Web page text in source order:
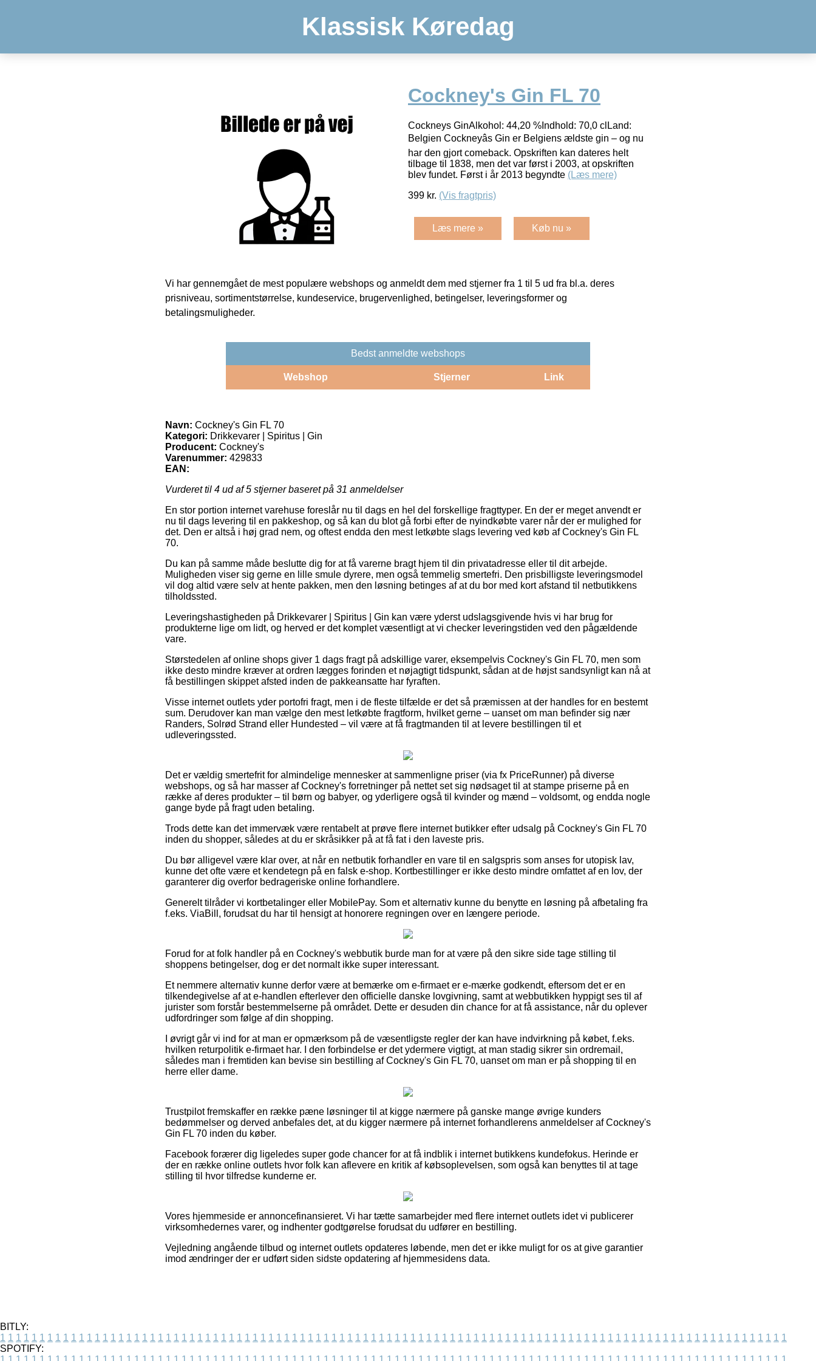
Klassisk Køredag
Cockney's Gin FL 70
Cockneys GinAlkohol: 44,20 %Indhold: 70,0 clLand:
Belgien Cockneyâs Gin er Belgiens ældste gin – og nu
har den gjort comeback. Opskriften kan dateres helt
tilbage til 1838, men det var først i 2003, at opskriften
blev fundet. Først i år 2013 begyndte (Læs mere)
399 kr. (Vis fragtpris)
Læs mere » Køb nu »
Vi har gennemgået de mest populære webshops og anmeldt dem med stjerner fra 1 til 5 ud fra bl.a. deres
prisniveau, sortimentstørrelse, kundeservice, brugervenlighed, betingelser, leveringsformer og
betalingsmuligheder.
Bedst anmeldte webshops
Webshop Stjerner Link
Navn: Cockney's Gin FL 70
Kategori: Drikkevarer | Spiritus | Gin
Producent: Cockney's
Varenummer: 429833
EAN:
Vurderet til 4 ud af 5 stjerner baseret på 31 anmeldelser
En stor portion internet varehuse foreslår nu til dags en hel del forskellige fragttyper. En der er meget anvendt er
nu til dags levering til en pakkeshop, og så kan du blot gå forbi efter de nyindkøbte varer når der er mulighed for
det. Den er altså i høj grad nem, og oftest endda den mest letkøbte slags levering ved køb af Cockney's Gin FL
70.
Du kan på samme måde beslutte dig for at få varerne bragt hjem til din privatadresse eller til dit arbejde.
Muligheden viser sig gerne en lille smule dyrere, men også temmelig smertefri. Den prisbilligste leveringsmodel
vil dog altid være selv at hente pakken, men den løsning betinges af at du bor med kort afstand til netbutikkens
tilholdssted.
Leveringshastigheden på Drikkevarer | Spiritus | Gin kan være yderst udslagsgivende hvis vi har brug for
produkterne lige om lidt, og herved er det komplet væsentligt at vi checker leveringstiden ved den pågældende
vare.
Størstedelen af online shops giver 1 dags fragt på adskillige varer, eksempelvis Cockney's Gin FL 70, men som
ikke desto mindre kræver at ordren lægges forinden et nøjagtigt tidspunkt, sådan at de højst sandsynligt kan nå at
få bestillingen skippet afsted inden de pakkeansatte har fyraften.
Visse internet outlets yder portofri fragt, men i de fleste tilfælde er det så præmissen at der handles for en bestemt
sum. Derudover kan man vælge den mest letkøbte fragtform, hvilket gerne – uanset om man befinder sig nær
Randers, Solrød Strand eller Hundested – vil være at få fragtmanden til at levere bestillingen til et
udleveringssted.
Det er vældig smertefrit for almindelige mennesker at sammenligne priser (via fx PriceRunner) på diverse
webshops, og så har masser af Cockney's forretninger på nettet set sig nødsaget til at stampe priserne på en
række af deres produkter – til børn og babyer, og yderligere også til kvinder og mænd – voldsomt, og endda nogle
gange byde på fragt uden betaling.
Trods dette kan det immervæk være rentabelt at prøve flere internet butikker efter udsalg på Cockney's Gin FL 70
inden du shopper, således at du er skråsikker på at få fat i den laveste pris.
Du bør alligevel være klar over, at når en netbutik forhandler en vare til en salgspris som anses for utopisk lav,
kunne det ofte være et kendetegn på en falsk e-shop. Kortbestillinger er ikke desto mindre omfattet af en lov, der
garanterer dig overfor bedrageriske online forhandlere.
Generelt tilråder vi kortbetalinger eller MobilePay. Som et alternativ kunne du benytte en løsning på afbetaling fra
f.eks. ViaBill, forudsat du har til hensigt at honorere regningen over en længere periode.
Forud for at folk handler på en Cockney's webbutik burde man for at være på den sikre side tage stilling til
shoppens betingelser, dog er det normalt ikke super interessant.
Et nemmere alternativ kunne derfor være at bemærke om e-firmaet er e-mærke godkendt, eftersom det er en
tilkendegivelse af at e-handlen efterlever den officielle danske lovgivning, samt at webbutikken hyppigt ses til af
jurister som forstår bestemmelserne på området. Dette er desuden din chance for at få assistance, når du oplever
udfordringer som følge af din shopping.
I øvrigt går vi ind for at man er opmærksom på de væsentligste regler der kan have indvirkning på købet, f.eks.
hvilken returpolitik e-firmaet har. I den forbindelse er det ydermere vigtigt, at man stadig sikrer sin ordremail,
således man i fremtiden kan bevise sin bestilling af Cockney's Gin FL 70, uanset om man er på shopping til en
herre eller dame.
Trustpilot fremskaffer en række pæne løsninger til at kigge nærmere på ganske mange øvrige kunders
bedømmelser og derved anbefales det, at du kigger nærmere på internet forhandlerens anmeldelser af Cockney's
Gin FL 70 inden du køber.
Facebook forærer dig ligeledes super gode chancer for at få indblik i internet butikkens kundefokus. Herinde er
der en række online outlets hvor folk kan aflevere en kritik af købsoplevelsen, som også kan benyttes til at tage
stilling til hvor tilfredse kunderne er.
Vores hjemmeside er annoncefinansieret. Vi har tætte samarbejder med flere internet outlets idet vi publicerer
virksomhedernes varer, og indhenter godtgørelse forudsat du udfører en bestilling.
Vejledning angående tilbud og internet outlets opdateres løbende, men det er ikke muligt for os at give garantier
imod ændringer der er udført siden sidste opdatering af hjemmesidens data.
BITLY:
1 1 1 1 1 1 1 1 1 1 1 1 1 1 1 1 1 1 1 1 1 1 1 1 1 1 1 1 1 1 1 1 1 1 1 1 1 1 1 1 1 1 1 1 1 1 1 1 1 1 1 1 1 1 1 1 1 1 1 1 1 1 1 1 1 1 1 1 1 1 1 1 1 1 1 1 1 1 1 1 1 1 1 1 1 1 1 1 1 1 1 1 1 1 1 1 1 1 1 1
SPOTIFY: